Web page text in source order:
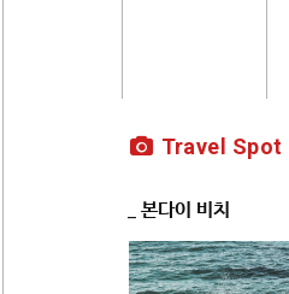
Travel Spot
_ 본다이 비치